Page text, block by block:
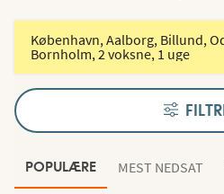
København, Aalborg, Billund,
Bornholm, 2 voksne, 1 uge
POPULÆRE MEST NEDSAT